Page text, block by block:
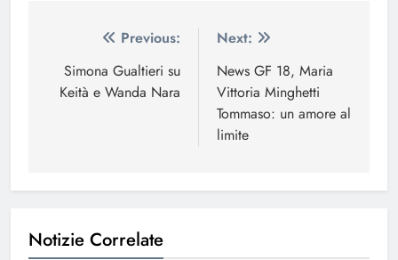
Navigazione
articoli
Previous:
Simona Gualtieri su
Keità e Wanda Nara
Next:
News GF 18, Maria
Vittoria Minghetti
Tommaso: un amore al
limite
Notizie Correlate